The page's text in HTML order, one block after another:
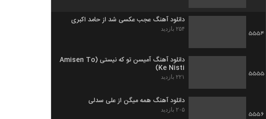
5554
دانلود آهنگ عجب عکسی شد از حامد اکبری
۲۵۴ بازدید
5555
دانلود آهنگ آمیسن تو که نیستی (Amisen To
Ke Nisti)
۲۲۱ بازدید
5556
دانلود آهنگ همه میگن از علی سدلی
۲۰۵ بازدید